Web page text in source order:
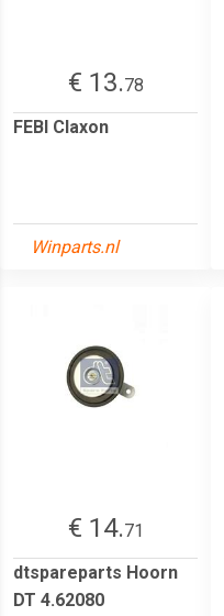
€ 13.78
FEBI Claxon
Winparts.nl
€ 14.71
dtspareparts Hoorn
DT 4.62080